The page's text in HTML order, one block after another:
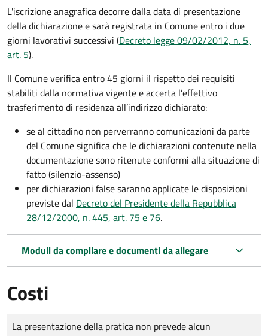
L'iscrizione anagrafica decorre dalla data di presentazione
della dichiarazione e sarà registrata in Comune entro i due
giorni lavorativi successivi (Decreto legge 09/02/2012, n. 5,
art. 5).
Il Comune verifica entro45 giorni il rispetto dei requisiti
stabiliti dalla normativa vigente e accerta l’effettivo
trasferimento di residenza all’indirizzo dichiarato:
se al cittadino non perverranno comunicazioni da parte
del Comune significa che le dichiarazioni contenute nella
documentazione sono ritenute conformi alla situazione di
fatto (silenzio-assenso)
per dichiarazioni false saranno applicate le disposizioni
previste dal Decreto del Presidente della Repubblica
28/12/2000, n. 445, art. 75 e 76.
Moduli da compilare e documenti da allegare
Costi
Tipo di pagamento
Importo
La presentazione della pratica non prevede alcun